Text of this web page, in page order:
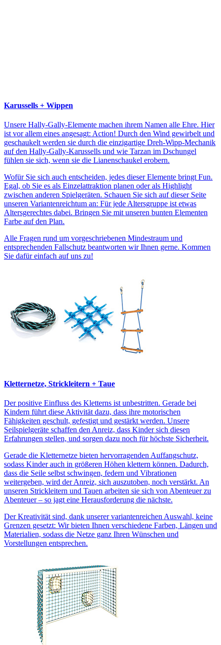
Karussells + Wippen
Unsere Hally-Gally-Elemente machen ihrem Namen alle Ehre. Hier
ist vor allem eines angesagt: Action! Durch den Wind gewirbelt und
geschaukelt werden sie durch die einzigartige Dreh-Wipp-Mechanik
auf den Hally-Gally-Karussells und wie Tarzan im Dschungel
fühlen sie sich, wenn sie die Lianenschaukel erobern.
Wofür Sie sich auch entscheiden, jedes dieser Elemente bringt Fun.
Egal, ob Sie es als Einzelattraktion planen oder als Highlight
zwischen anderen Spielgeräten. Schauen Sie sich auf dieser Seite
unseren Variantenreichtum an: Für jede Altersgruppe ist etwas
Altersgerechtes dabei. Bringen Sie mit unseren bunten Elementen
Farbe auf den Plan.
Alle Fragen rund um vorgeschriebenen Mindestraum und
entsprechenden Fallschutz beantworten wir Ihnen gerne. Kommen
Sie dafür einfach auf uns zu!
Kletternetze, Strickleitern + Taue
Der positive Einfluss des Kletterns ist unbestritten. Gerade bei
Kindern führt diese Aktivität dazu, dass ihre motorischen
Fähigkeiten geschult, gefestigt und gestärkt werden. Unsere
Seilspielgeräte schaffen den Anreiz, dass Kinder sich diesen
Erfahrungen stellen, und sorgen dazu noch für höchste Sicherheit.
Gerade die Kletternetze bieten hervorragenden Auffangschutz,
sodass Kinder auch in größeren Höhen klettern können. Dadurch,
dass die Seile selbst schwingen, federn und Vibrationen
weitergeben, wird der Anreiz, sich auszutoben, noch verstärkt. An
unseren Strickleitern und Tauen arbeiten sie sich von Abenteuer zu
Abenteuer – so jagt eine Herausforderung die nächste.
Der Kreativität sind, dank unserer variantenreichen Auswahl, keine
Grenzen gesetzt: Wir bieten Ihnen verschiedene Farben, Längen und
Materialien, sodass die Netze ganz Ihren Wünschen und
Vorstellungen entsprechen.